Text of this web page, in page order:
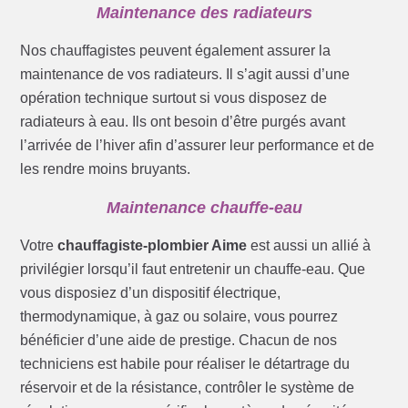
Maintenance des radiateurs
Nos chauffagistes peuvent également assurer la
maintenance de vos radiateurs. Il s’agit aussi d’une
opération technique surtout si vous disposez de
radiateurs à eau. Ils ont besoin d’être purgés avant
l’arrivée de l’hiver afin d’assurer leur performance et de
les rendre moins bruyants.
Maintenance chauffe-eau
Votrechauffagiste-plombier Aime est aussi un allié à
privilégier lorsqu’il faut entretenir un chauffe-eau. Que
vous disposiez d’un dispositif électrique,
thermodynamique, à gaz ou solaire, vous pourrez
bénéficier d’une aide de prestige. Chacun de nos
techniciens est habile pour réaliser le détartrage du
réservoir et de la résistance, contrôler le système de